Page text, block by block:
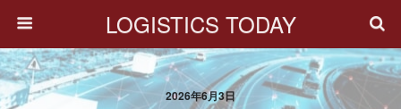
LOGISTICS TODAY
2026年6月3日